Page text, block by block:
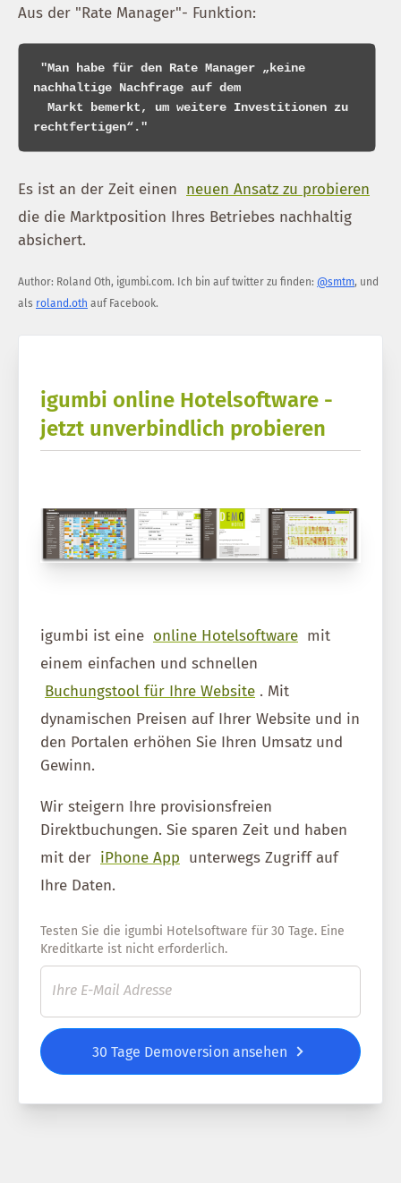
Aus der "Rate Manager"- Funktion:
nachhaltige Nachfrage auf dem
Es ist an der Zeit einen neuen Ansatz zu probieren
die die Marktposition Ihres Betriebes nachhaltig
absichert.
Author: Roland Oth, igumbi.com. Ich bin auf twitter zu finden: @smtm, und
als roland.oth auf Facebook.
igumbi online Hotelsoftware -
jetzt unverbindlich probieren
igumbi ist eine online Hotelsoftware mit
einem einfachen und schnellen
Buchungstool für Ihre Website . Mit
dynamischen Preisen auf Ihrer Website und in
den Portalen erhöhen Sie Ihren Umsatz und
Gewinn.
Wir steigern Ihre provisionsfreien
Direktbuchungen. Sie sparen Zeit und haben
mit der iPhone App unterwegs Zugriff auf
Ihre Daten.
Testen Sie die igumbi Hotelsoftware für 30 Tage. Eine
Kreditkarte ist nicht erforderlich.
30 Tage Demoversion ansehen